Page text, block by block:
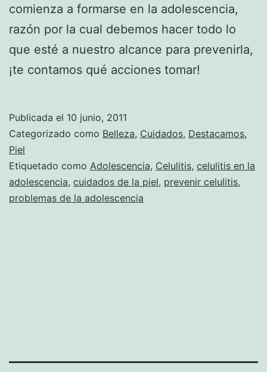
comienza a formarse en la adolescencia,
razón por la cual debemos hacer todo lo
que esté a nuestro alcance para prevenirla,
¡te contamos qué acciones tomar!
Publicada el 10 junio, 2011
Categorizado como Belleza, Cuidados, Destacamos,
Piel
Etiquetado como Adolescencia, Celulitis, celulitis en la
adolescencia, cuidados de la piel, prevenir celulitis,
problemas de la adolescencia